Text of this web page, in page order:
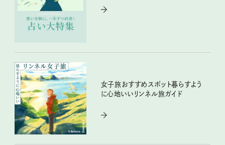
女子旅おすすめスポット暮らすよう
に心地いいリンネル旅ガイド